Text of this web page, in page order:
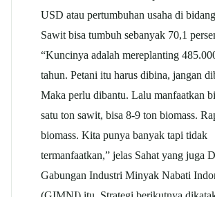
USD atau pertumbuhan usaha di
Sawit bisa tumbuh sebanyak 70,1
“Kuncinya adalah mereplanting
tahun. Petani itu harus dibina, jangan
Maka perlu dibantu. Lalu manfaatkan
satu ton sawit, bisa 8-9 ton biomass.
biomass. Kita punya banyak tapi tidak
termanfaatkan,” jelas Sahat yang juga
Gabungan Industri Minyak Nabati